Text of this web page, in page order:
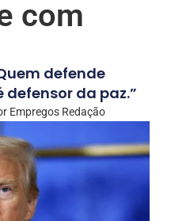
com
defende
da paz.”
Empregos Redação